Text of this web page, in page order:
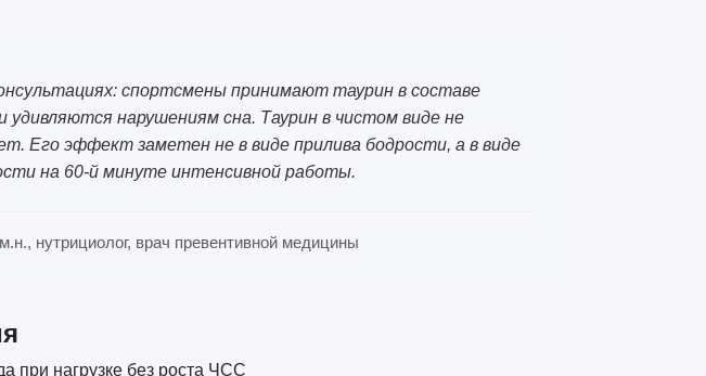
спортсмены принимают таурин в составе
удивляются нарушениям сна. Таурин в чистом виде не
Его эффект заметен не в виде прилива бодрости, а в виде
на 60-й минуте интенсивной работы.
нутрициолог, врач превентивной медицины
при нагрузке без роста ЧСС